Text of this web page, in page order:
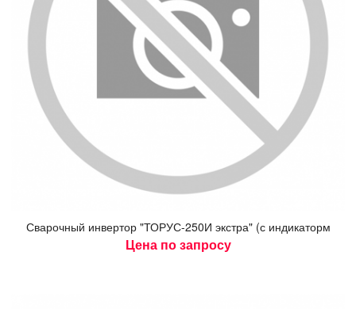
Сва­роч­ный ин­вертор "ТО­РУС-250И экс­тра" (с ин­ди­каторм
Цена по запросу